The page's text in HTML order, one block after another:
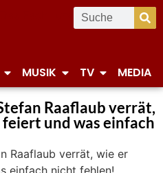
MUSIK TV MEDIA
Raaflaub verrät,
und was einfach